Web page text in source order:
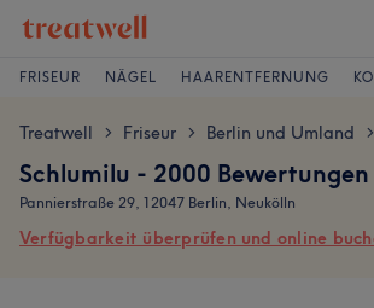
FRISEUR NÄGEL HAARENTFERNUNG
Treatwell > Friseur > Berlin und Umland >
Schlumilu - 2000 Bewertungen
Pannierstraße 29, 12047 Berlin, Neukölln
Verfügbarkeit überprüfen und online